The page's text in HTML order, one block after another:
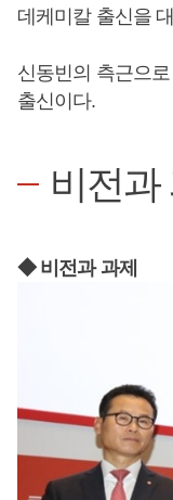
데케미칼 출신을
신동빈의 측근으
출신이다.
비전과
◆ 비전과 과제